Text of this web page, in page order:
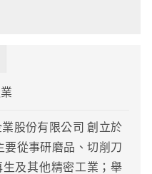
股份有限公司 創立於
要從事研磨品、切削刀
及其他精密工業；舉